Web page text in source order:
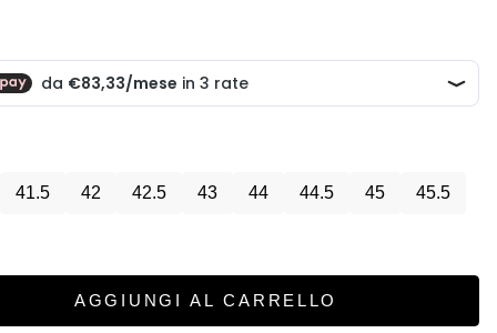
41.5 42 42.5 43 44 44.5 45 45.5
AGGIUNGI AL CARRELLO